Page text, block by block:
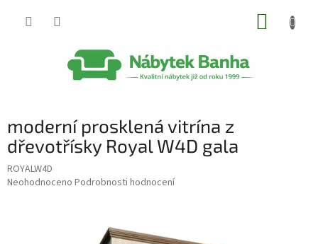
moderní prosklená vitrína z
dřevotřísky Royal W4D gala
ROYALW4D
Průměrné
Neohodnoceno Podrobnosti hodnocení